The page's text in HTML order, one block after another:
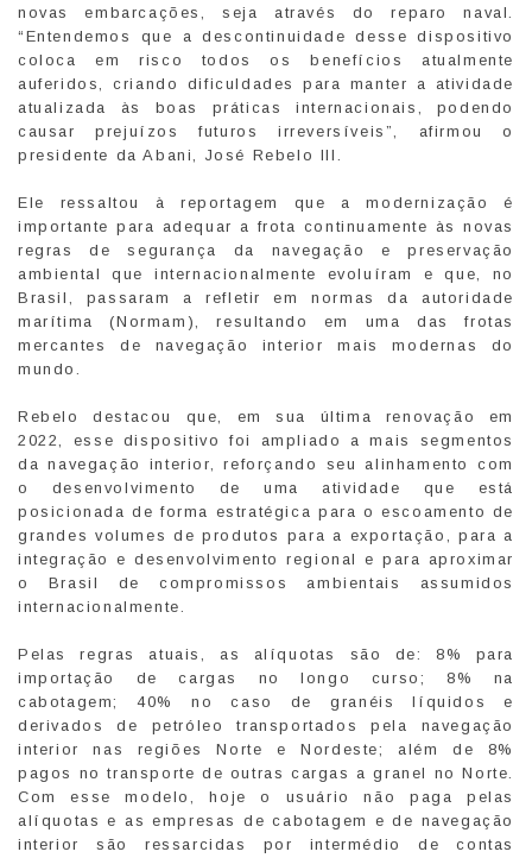
novas embarcações, seja através do reparo naval.
“Entendemos que a descontinuidade desse dispositivo
coloca em risco todos os benefícios atualmente
auferidos, criando dificuldades para manter a atividade
atualizada às boas práticas internacionais, podendo
causar prejuízos futuros irreversíveis”, afirmou o
presidente da Abani, José Rebelo III.
Ele ressaltou à reportagem que a modernização é
importante para adequar a frota continuamente às novas
regras de segurança da navegação e preservação
ambiental que internacionalmente evoluíram e que, no
Brasil, passaram a refletir em normas da autoridade
marítima (Normam), resultando em uma das frotas
mercantes de navegação interior mais modernas do
mundo.
Rebelo destacou que, em sua última renovação em
2022, esse dispositivo foi ampliado a mais segmentos
da navegação interior, reforçando seu alinhamento com
o desenvolvimento de uma atividade que está
posicionada de forma estratégica para o escoamento de
grandes volumes de produtos para a exportação, para a
integração e desenvolvimento regional e para aproximar
o Brasil de compromissos ambientais assumidos
internacionalmente.
Pelas regras atuais, as alíquotas são de: 8% para
importação de cargas no longo curso; 8% na
cabotagem; 40% no caso de granéis líquidos e
derivados de petróleo transportados pela navegação
interior nas regiões Norte e Nordeste; além de 8%
pagos no transporte de outras cargas a granel no Norte.
Com esse modelo, hoje o usuário não paga pelas
alíquotas e as empresas de cabotagem e de navegação
interior são ressarcidas por intermédio de contas